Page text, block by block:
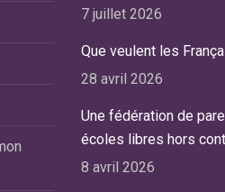
7 juillet 2026
Que veulent les
28 avril 2026
Une fédération de
écoles libres hors
8 avril 2026
classe CLIS…
dans une classe
lire la suite
Ecole Saint